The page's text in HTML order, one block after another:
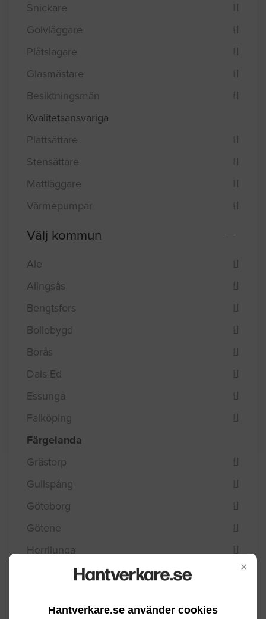
×
Hantverkare.se använder cookies
Snickare
Golvläggare
Plåtslagare
Glasmästare
Besiktningsmän
Kvalitetsansvariga
Plattsättare
Stensättare
Mattläggare
Värmepumpar
Välj kommun
Ale
Alingsås
Bengtsfors
Bollebygd
Borås
Dals-Ed
Essunga
Falköping
Färgelanda
Grästorp
Gullspång
Göteborg
Götene
Herrljunga
Karlsborg